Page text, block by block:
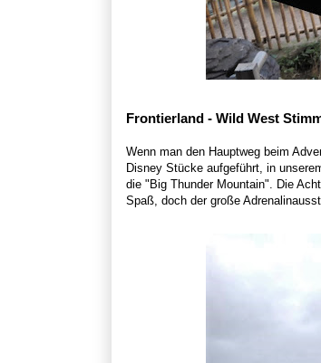
Frontierland - Wild West
Wenn man den Hauptweg beim
Disney Stücke aufgeführt, in
die "Big Thunder Mountain". Die
Spaß, doch der große